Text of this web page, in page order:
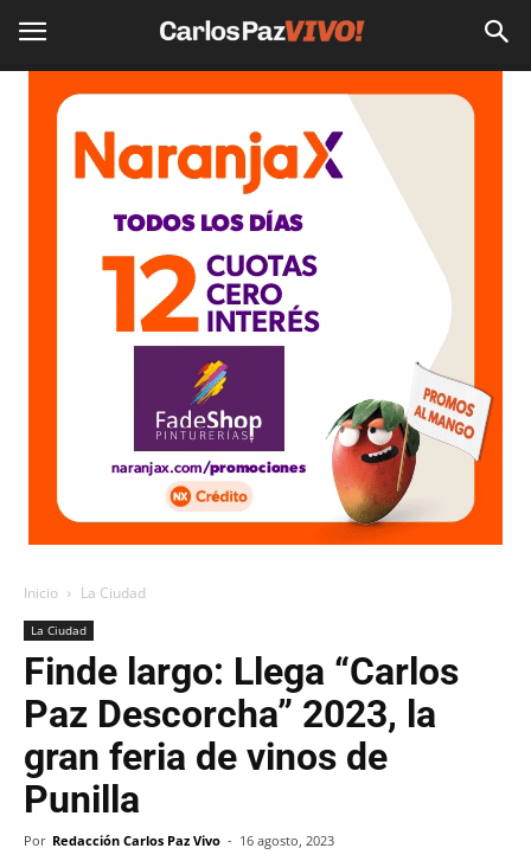
Inicio La Ciudad
La Ciudad
Finde largo: Llega “Carlos
Paz Descorcha” 2023, la
gran feria de vinos de
Punilla
Por Redacción Carlos Paz Vivo - 16 agosto, 2023